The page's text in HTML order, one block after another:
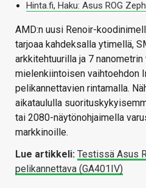
Hinta.fi, Haku: Asus ROG
AMD:n uusi Renoir-
tarjoaa kahdeksalla ytimellä,
arkkitehtuurilla ja 7
mielenkiintoisen vaihtoehdon
pelikannettavien rintamalla.
aikataululla
tai 2080-näytönohjaimella
markkinoille.
Lue artikkeli: Testissä Asus
pelikannettava (GA401IV)